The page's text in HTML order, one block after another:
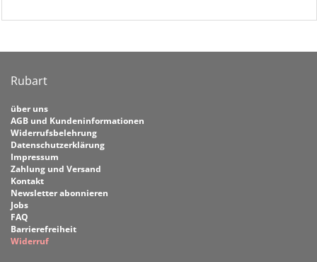
Rubart
über uns
AGB und Kundeninformationen
Widerrufsbelehrung
Datenschutzerklärung
Impressum
Zahlung und Versand
Kontakt
Newsletter abonnieren
Jobs
FAQ
Barrierefreiheit
Widerruf